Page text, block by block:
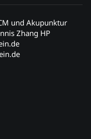
und Akupunktur
Zhang HP